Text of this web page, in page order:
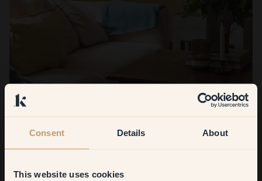
Consent Details About
This website uses cookies
wirklich eine Aufwertung und sieht zusammen mit all den Klint-